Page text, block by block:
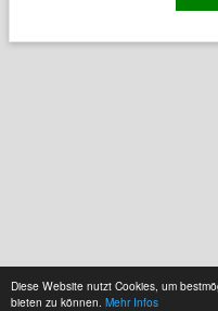
Diese Website nutzt Cookies, um
bieten zu können. Mehr Infos